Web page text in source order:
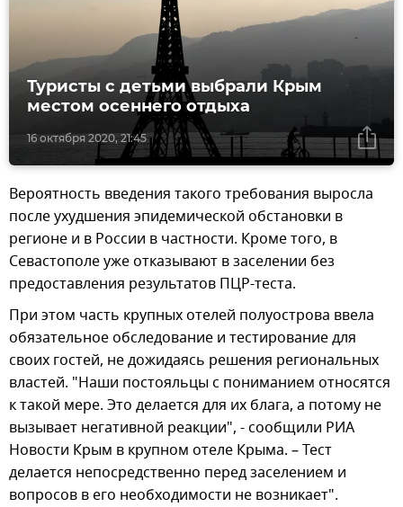
16 октября 2020, 21:45
Туристы с детьми выбрали Крым
местом осеннего отдыха
Вероятность введения такого требования выросла
после ухудшения эпидемической обстановки в
регионе и в России в частности. Кроме того, в
Севастополе уже отказывают в заселении без
предоставления результатов ПЦР-теста.
При этом часть крупных отелей полуострова ввела
обязательное обследование и тестирование для
своих гостей, не дожидаясь решения региональных
властей. "Наши постояльцы с пониманием относятся
к такой мере. Это делается для их блага, а потому не
вызывает негативной реакции", - сообщили РИА
Новости Крым в крупном отеле Крыма. – Тест
делается непосредственно перед заселением и
вопросов в его необходимости не возникает".